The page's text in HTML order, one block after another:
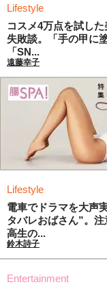
Lifestyle
コスメ4万点を試し
失敗談。「手の甲に
「SN...
遠藤幸子
Lifestyle
電車でドラマを大声
タバレおばさん”。
高生の...
鈴木詩子
Entertainment